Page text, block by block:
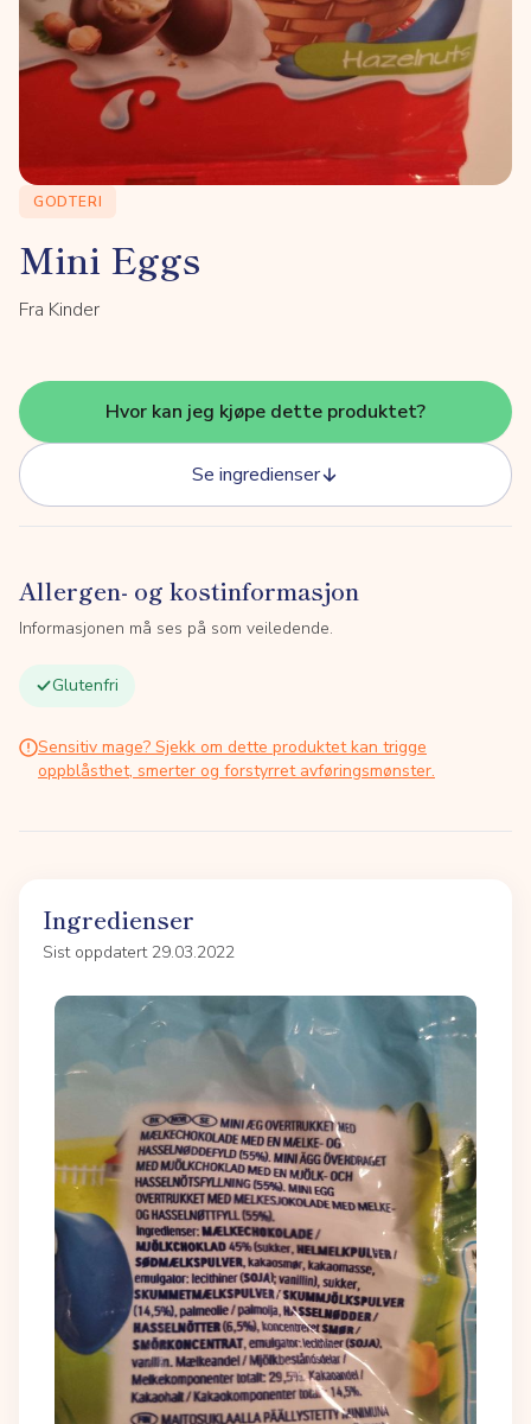
GODTERI
Mini Eggs
Fra Kinder
Hvor kan jeg kjøpe dette produktet?
Se ingredienser
Allergen- og kostinformasjon
Informasjonen må ses på som veiledende.
Glutenfri
Sensitiv mage? Sjekk om dette produktet kan trigge
oppblåsthet, smerter og forstyrret avføringsmønster.
Ingredienser
Sist oppdatert 29.03.2022